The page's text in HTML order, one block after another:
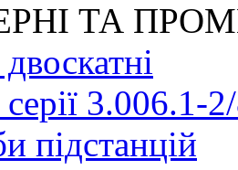
ТА
3.006.1-
підстанцій